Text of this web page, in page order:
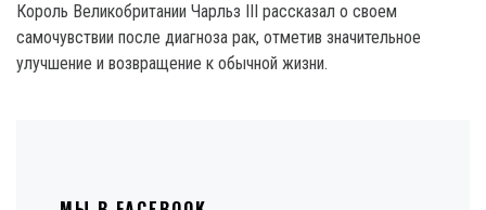
Король Великобритании Чарльз III рассказал о своем
самочувствии после диагноза рак, отметив значительное
улучшение и возвращение к обычной жизни.